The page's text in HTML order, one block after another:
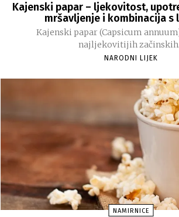
Kajenski papar – ljekovitost,
mršavljenje i kombinacija s
Kajenski papar (Capsicum
najljekovitijih
NARODNI LIJEK
NAMIRNICE